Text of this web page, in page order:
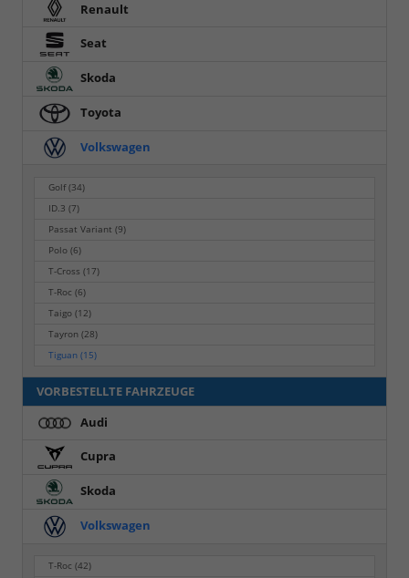
Renault
Seat
Skoda
Toyota
Volkswagen
Golf(34)
ID.3(7)
Passat Variant(9)
Polo(6)
T-Cross(17)
T-Roc(6)
Taigo(12)
Tayron(28)
Tiguan(15)
VORBESTELLTE FAHRZEUGE
Audi
Cupra
Skoda
Volkswagen
T-Roc(42)